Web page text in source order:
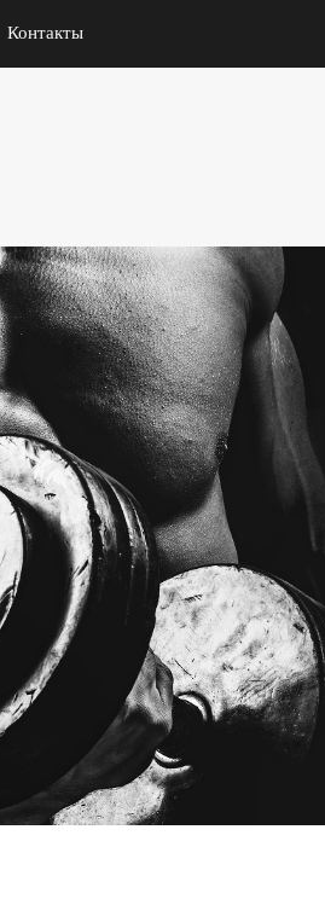
Контакты